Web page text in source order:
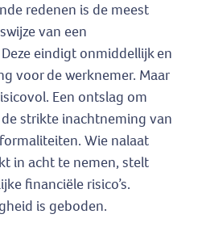
redenen is de meest
van een
eindigt onmiddellijk en
voor de werknemer. Maar
Een ontslag om
strikte inachtneming van
Wie nalaat
in acht te nemen, stelt
financiële risico’s.
is geboden.